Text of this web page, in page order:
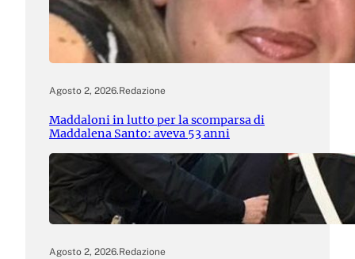
Agosto 2, 2026.Redazione
Maddaloni in lutto per la scomparsa di
Maddalena Santo: aveva 53 anni
Agosto 2, 2026.Redazione